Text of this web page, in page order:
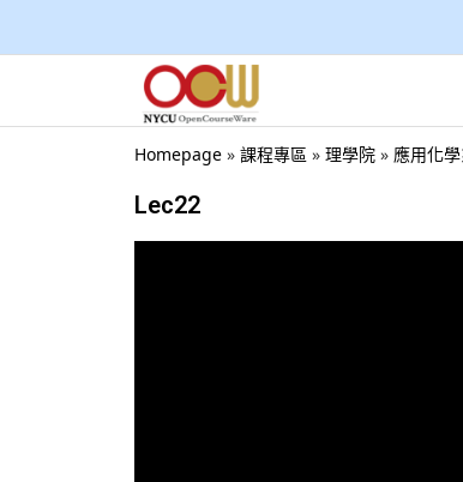
Homepage » 課程專區 » 理學院 » 應用化
Lec22